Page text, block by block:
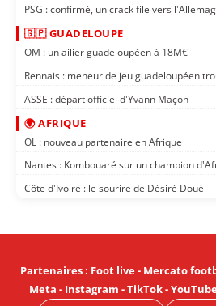
PSG : confirmé, un crack file vers
🇬🇵 GUADELOUPE
OM : un ailier guadeloupéen à 18M€
Rennais : meneur de jeu guadeloupéen
ASSE : départ officiel d'Yvann Maçon
🌍 AFRIQUE
OL : nouveau partenaire en Afrique
Nantes : Kombouaré sur un champion
Côte d'Ivoire : le sourire de Désiré Doué
Partenaires: Foot live- Mercato
Meta - Instagram -TikTok-